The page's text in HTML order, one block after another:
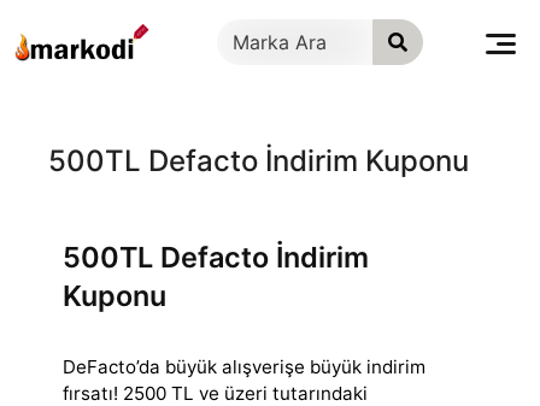
geç
500TL Defacto İndirim Kuponu
500TL Defacto İndirim
Kuponu
DeFacto’da büyük alışverişe büyük indirim
fırsatı! 2500 TL ve üzeri tutarındaki